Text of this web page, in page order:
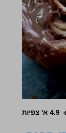
4.9 א' צפיות